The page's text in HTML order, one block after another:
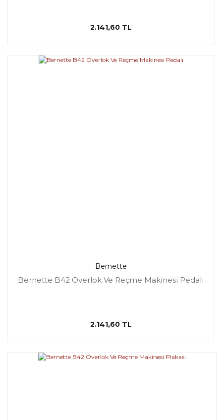
2.141,60 TL
Bernette
Bernette B42 Overlok Ve Reçme Makinesi Pedalı
2.141,60 TL